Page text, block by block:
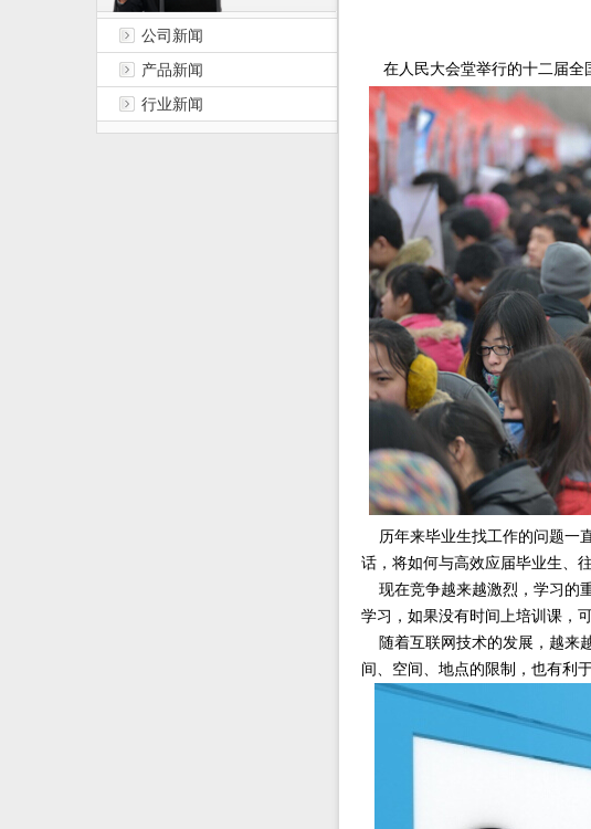
公司新闻
产品新闻
行业新闻
在人民大会堂举行的十二届全
历年来毕业生找工作的问题一
话，将如何与高效应届毕业生、
现在竞争越来越激烈，学习的
学习，如果没有时间上培训课，
随着互联网技术的发展，越来
间、空间、地点的限制，也有利